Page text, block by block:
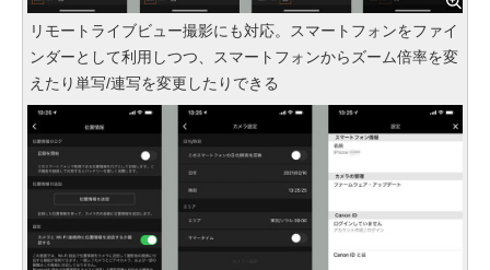
リモートライブビュー撮影にも対応。スマートフォンをファイ
ンダーとして利用しつつ、スマートフォンからズーム倍率を変
えたり単写/連写を変更したりできる